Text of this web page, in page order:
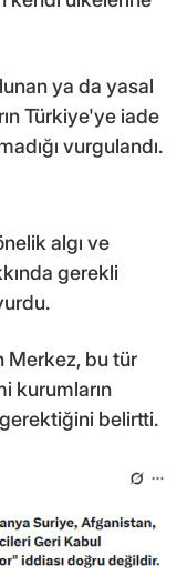
ya da yasal
Türkiye'ye iade
vurgulandı.
algı ve
gerekli
Merkez, bu tür
kurumların
gerektiğini belirtti.